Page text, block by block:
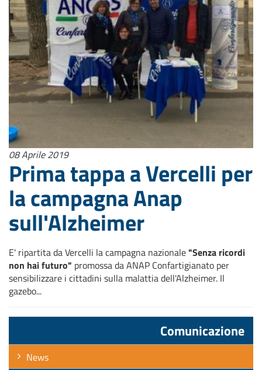
08 Aprile 2019
Prima tappa a Vercelli per
la campagna Anap
sull'Alzheimer
E' ripartita da Vercelli la campagna nazionale "Senza ricordi
non hai futuro" promossa da ANAP Confartigianato per
sensibilizzare i cittadini sulla malattia dell'Alzheimer. Il
gazebo...
Comunicazione
News